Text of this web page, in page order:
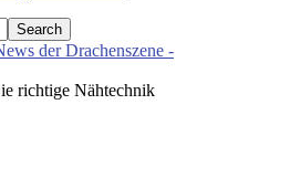
der Drachenszene -
richtige Nähtechnik